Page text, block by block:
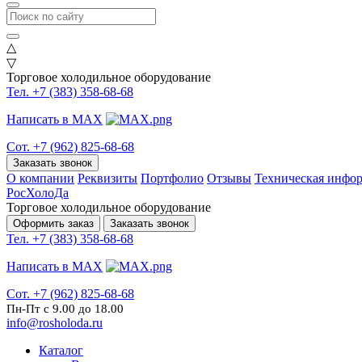
△
▽
Торговое холодильное оборудование
Тел. +7 (383) 358-68-68
Написать в MAX
Сот. +7 (962) 825-68-68
Заказать звонок
О компании Реквизиты Портфолио Отзывы Техническая
РосХолоДа
Торговое холодильное оборудование
Оформить заказ Заказать звонок
Тел. +7 (383) 358-68-68
Написать в MAX
Сот. +7 (962) 825-68-68
Пн-Пт с 9.00 до 18.00
info@rosholoda.ru
Каталог